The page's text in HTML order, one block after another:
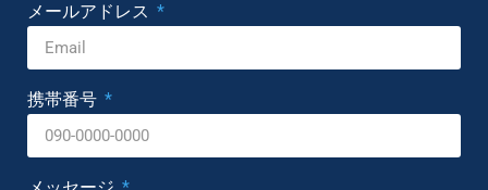
メールアドレス
携帯番号